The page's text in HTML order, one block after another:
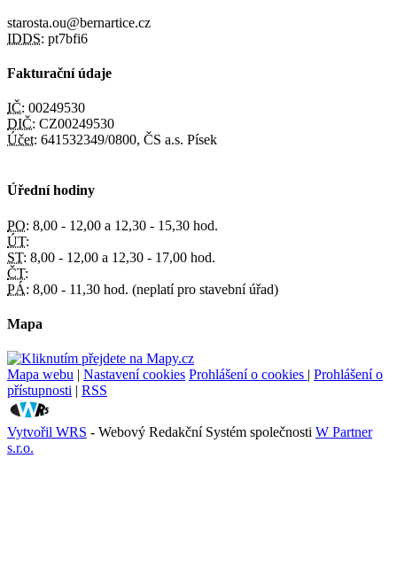
starosta.ou@bernartice.cz
IDDS: pt7bfi6
Fakturační údaje
IČ: 00249530
DIČ: CZ00249530
Účet: 641532349/0800, ČS a.s. Písek
Úřední hodiny
PO: 8,00 - 12,00 a 12,30 - 15,30 hod.
ÚT:
ST: 8,00 - 12,00 a 12,30 - 17,00 hod.
ČT:
PÁ: 8,00 - 11,30 hod. (neplatí pro stavební úřad)
Mapa
Mapa webu | Nastavení cookies Prohlášení o cookies | Prohlášení o
přístupnosti | RSS
Vytvořil WRS - Webový Redakční Systém společnosti W Partner
s.r.o.